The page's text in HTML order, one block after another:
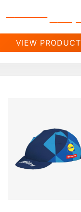
€19,99
VIEW PRODUCT